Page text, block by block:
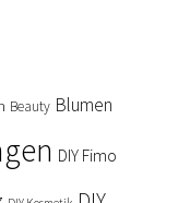
Beauty Blumen
DIY Fimo